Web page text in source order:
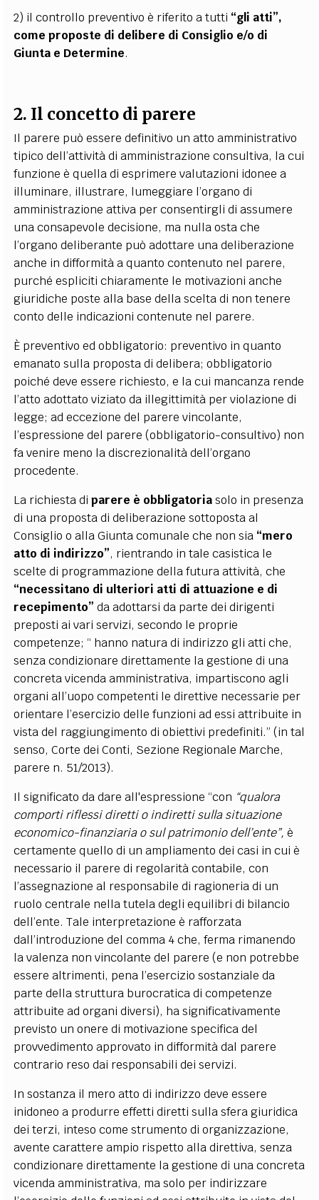
2) il controllo preventivo è riferito a tutti “gli atti”,
come proposte di delibere di Consiglio e/o di
Giunta e Determine.
2. Il concetto di parere
Il parere può essere definitivo un atto amministrativo
tipico dell’attività di amministrazione consultiva, la cui
funzione è quella di esprimere valutazioni idonee a
illuminare, illustrare, lumeggiare l’organo di
amministrazione attiva per consentirgli di assumere
una consapevole decisione, ma nulla osta che
l’organo deliberante può adottare una deliberazione
anche in difformità a quanto contenuto nel parere,
purché espliciti chiaramente le motivazioni anche
giuridiche poste alla base della scelta di non tenere
conto delle indicazioni contenute nel parere.
È preventivo ed obbligatorio: preventivo in quanto
emanato sulla proposta di delibera; obbligatorio
poiché deve essere richiesto, e la cui mancanza rende
l’atto adottato viziato da illegittimità per violazione di
legge; ad eccezione del parere vincolante,
l’espressione del parere (obbligatorio-consultivo) non
fa venire meno la discrezionalità dell’organo
procedente.
La richiesta diparere è obbligatoriasolo in presenza
di una proposta di deliberazione sottoposta al
Consiglio o alla Giunta comunale che non sia “mero
atto di indirizzo”, rientrando in tale casistica le
scelte di programmazione della futura attività, che
“necessitano di ulteriori atti di attuazione e di
recepimento”da adottarsi da parte dei dirigenti
preposti ai vari servizi, secondo le proprie
competenze; “ hanno natura di indirizzo gli atti che,
senza condizionare direttamente la gestione di una
concreta vicenda amministrativa, impartiscono agli
organi all’uopo competenti le direttive necessarie per
orientare l’esercizio delle funzioni ad essi attribuite in
vista del raggiungimento di obiettivi predefiniti.” (in tal
senso, Corte dei Conti, Sezione Regionale Marche,
parere n. 51/2013).
Il significato da dare all'espressione “con “qualora
comporti riflessi diretti o indiretti sulla situazione
economico-finanziaria o sul patrimonio dell’ente”,è
certamente quello di un ampliamento dei casi in cui è
necessario il parere di regolarità contabile, con
l’assegnazione al responsabile di ragioneria di un
ruolo centrale nella tutela degli equilibri di bilancio
dell’ente. Tale interpretazione è rafforzata
dall’introduzione del comma 4 che, ferma rimanendo
la valenza non vincolante del parere (e non potrebbe
essere altrimenti, pena l’esercizio sostanziale da
parte della struttura burocratica di competenze
attribuite ad organi diversi), ha significativamente
previsto un onere di motivazione specifica del
provvedimento approvato in difformità dal parere
contrario reso dai responsabili dei servizi.
In sostanza il mero atto di indirizzodeve essere
inidoneo a produrre effetti diretti sulla sfera giuridica
dei terzi, intesocome strumento di organizzazione,
avente carattere ampio rispetto alla direttiva,senza
condizionare direttamente la gestione di una concreta
vicenda amministrativa, ma solo per indirizzare